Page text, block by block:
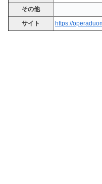
その他
サイト
https://